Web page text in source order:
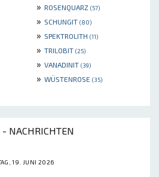
» ROSENQUARZ (57)
» SCHUNGIT (80)
» SPEKTROLITH (11)
» TRILOBIT (25)
» VANADINIT (39)
» WÜSTENROSE (35)
- NACHRICHTEN
19. JUNI 2026